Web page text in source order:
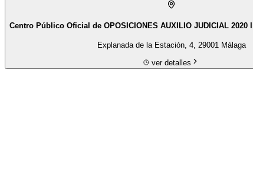
Centro Público Oficial de OPOSICIONES AUXILIO JUDICIAL 2020
Explanada de la Estación, 4, 29001 Málaga
ver detalles